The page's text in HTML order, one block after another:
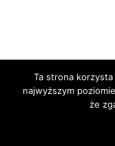
Ta strona
najwyższym
że